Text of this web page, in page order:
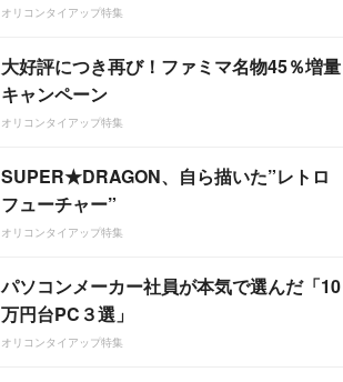
オリコンタイアップ特集
大好評につき再び！ファミマ名物45％増量
キャンペーン
オリコンタイアップ特集
SUPER★DRAGON、自ら描いた”レトロ
フューチャー”
オリコンタイアップ特集
パソコンメーカー社員が本気で選んだ「10
万円台PC３選」
オリコンタイアップ特集